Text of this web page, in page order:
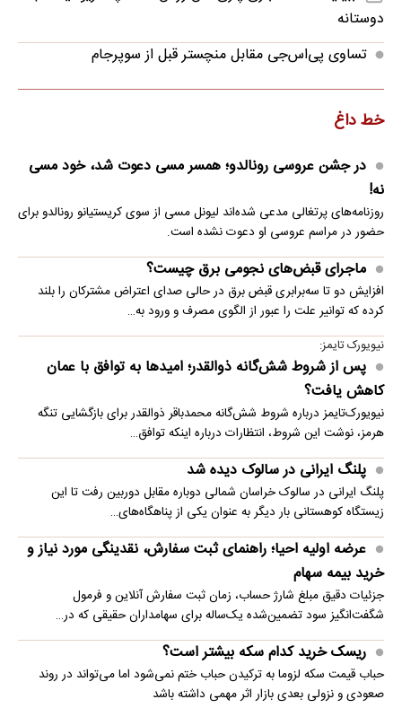
دوستانه
تساوی پی‌اس‌جی مقابل منچستر قبل از سوپرجام
خط داغ
در جشن عروسی رونالدو؛ همسر مسی دعوت شد، خود مسی
نه!
روزنامه‌های پرتغالی مدعی شده‌اند لیونل مسی از سوی کریستیانو رونالدو برای
حضور در مراسم عروسی او دعوت نشده است.
ماجرای قبض‌های نجومی برق چیست؟
افزایش دو تا سه‌برابری قبض برق در حالی صدای اعتراض مشترکان را بلند
کرده که توانیر علت را عبور از الگوی مصرف و ورود به…
نیویورک تایمز:
پس از شروط شش‌گانه ذوالقدر؛ امیدها به توافق با عمان
کاهش یافت؟
نیویورک‌تایمز درباره شروط شش‌گانه محمدباقر ذوالقدر برای بازگشایی تنگه
هرمز، نوشت این شروط، انتظارات درباره اینکه توافق…
پلنگ ایرانی در سالوک دیده شد
پلنگ ایرانی در سالوک خراسان شمالی دوباره مقابل دوربین رفت تا این
زیستگاه کوهستانی بار دیگر به عنوان یکی از پناهگاه‌های…
عرضه اولیه احیا؛ راهنمای ثبت سفارش، نقدینگی مورد نیاز و
خرید بیمه سهام
جزئیات دقیق مبلغ شارژ حساب، زمان ثبت سفارش آنلاین و فرمول
شگفت‌انگیز سود تضمین‌شده یک‌ساله برای سهامداران حقیقی که در…
ریسک خرید کدام سکه بیشتر است؟
حباب قیمت سکه لزوما به ترکیدن حباب ختم نمی‌شود اما می‌تواند در روند
صعودی و نزولی بعدی بازار اثر مهمی داشته باشد